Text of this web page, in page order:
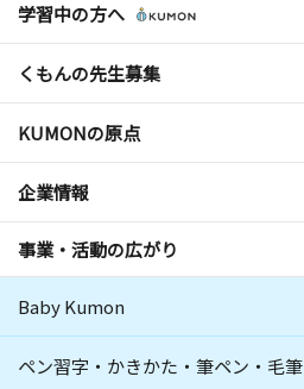
学習中の方へ
くもんの先生募集
KUMONの原点
企業情報
事業・活動の広がり
Baby Kumon
ペン習字・かきかた・筆ペン・毛筆